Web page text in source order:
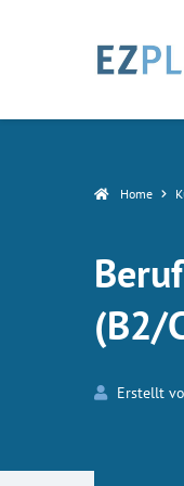
Home
(B2/
Erstellt